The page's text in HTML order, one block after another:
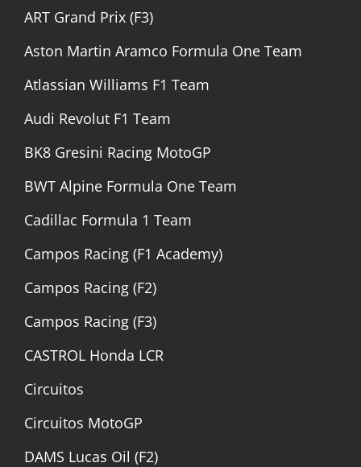
ART Grand Prix (F3)
Aston Martin Aramco Formula One Team
Atlassian Williams F1 Team
Audi Revolut F1 Team
BK8 Gresini Racing MotoGP
BWT Alpine Formula One Team
Cadillac Formula 1 Team
Campos Racing (F1 Academy)
Campos Racing (F2)
Campos Racing (F3)
CASTROL Honda LCR
Circuitos
Circuitos MotoGP
DAMS Lucas Oil (F2)